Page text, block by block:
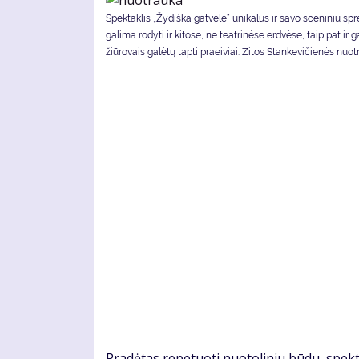
Spek­tak­lis „Žydiška gatvelė“ uni­ka­lus ir sa­vo sce­ni­niu
ga­li­ma ro­dy­ti ir ki­to­se, ne te­at­ri­nė­se erd­vė­se, taip pat ir
žiū­ro­vais ga­lė­tų tap­ti pra­ei­viai. Zitos Stankevičienės